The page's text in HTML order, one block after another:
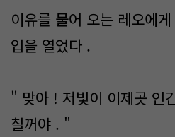
이유를 물어 오는 레오에
입을 열었다 .
" 맞아 ! 저빛이 이제곳 인
칠꺼야 . "